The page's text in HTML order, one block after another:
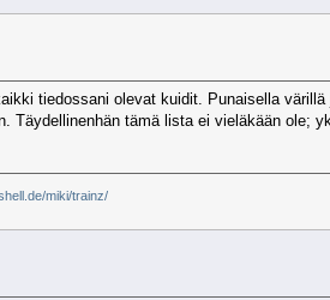
tiedossani olevat kuidit. Punaisella
Täydellinenhän tämä lista ei vieläkään ole;
miki/trainz/